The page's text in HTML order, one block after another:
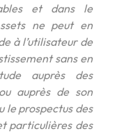
et dans le
ne peut en
à l’utilisateur de
sans en
auprès des
auprès de son
le prospectus des
particulières des